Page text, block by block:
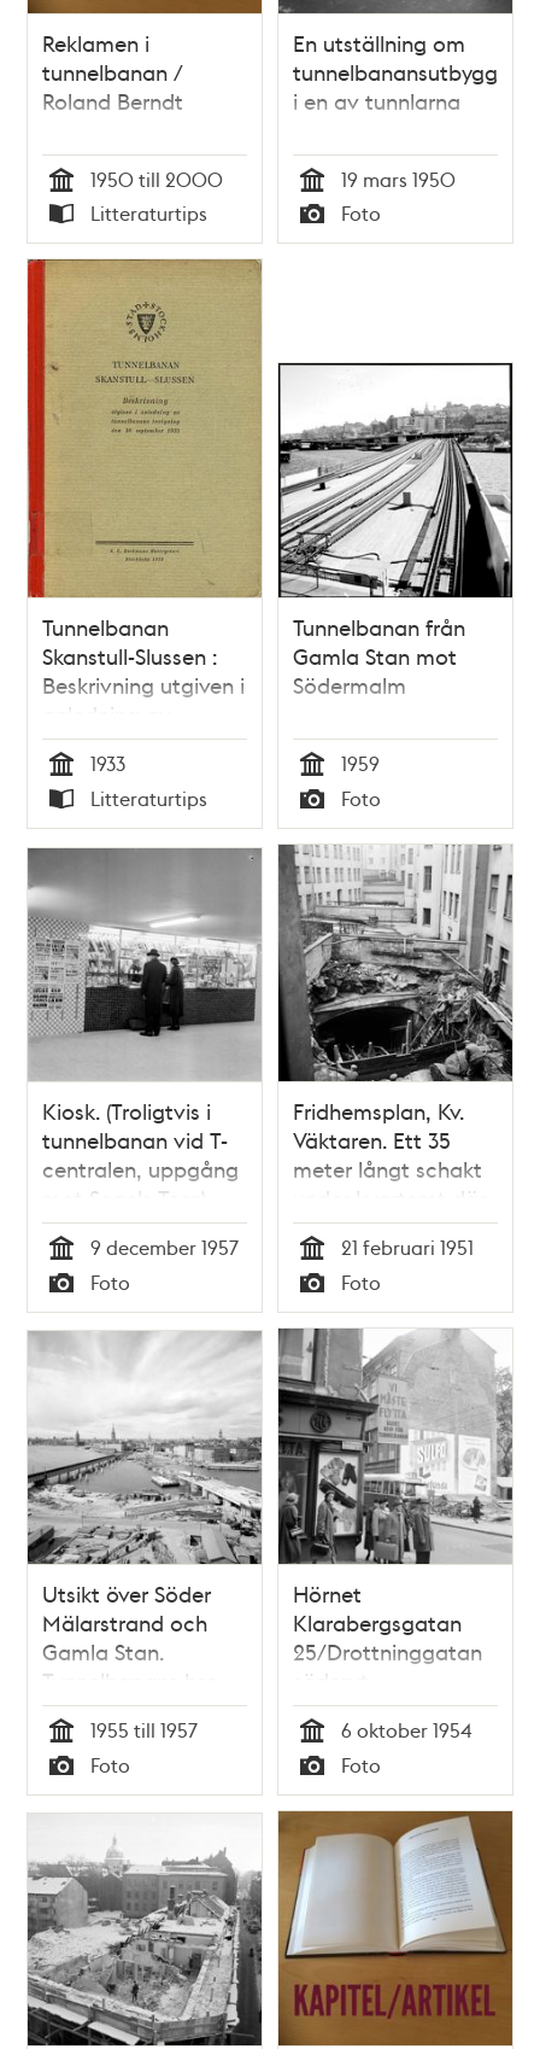
Reklamen i
tunnelbanan /
Roland Berndt
Tid
1950 till 2000
Typ
Litteraturtips
En utställning om
tunnelbanansutbyggnad
i en av tunnlarna
Tid
19 mars 1950
Typ
Foto
Tunnelbanan
Skanstull-Slussen :
Beskrivning utgiven i
anledning av
tunnelbanans
invigning den 30
september 1933
Tid
1933
Typ
Litteraturtips
Tunnelbanan från
Gamla Stan mot
Södermalm
Tid
1959
Typ
Foto
Kiosk. (Troligtvis i
tunnelbanan vid T-
centralen, uppgång
mot Segels Torg)
Tid
9 december 1957
Typ
Foto
Fridhemsplan, Kv.
Väktaren. Ett 35
meter långt schakt
under kvarteret där
tunnelbanan går.
Gator som omringar
kvarteret är,
Drottningholmsv.,
Fridhemsg., Sankt
Göransg. och Sankt
Eriksg
Tid
21 februari 1951
Typ
Foto
Utsikt över Söder
Mälarstrand och
Gamla Stan.
Tunnelbanans bro
byggs mellan
Slussen och Gamla
Stan
Tid
1955 till 1957
Typ
Foto
Hörnet
Klarabergsgatan
25/Drottninggatan
söderut.
Husmoderns
Varuhus ska rivas.
Skylt, ""Vi måste
flytta. Huset rivs för
tunnelbanan"".
Hotel de Suede
redan rivet
Tid
6 oktober 1954
Typ
Foto